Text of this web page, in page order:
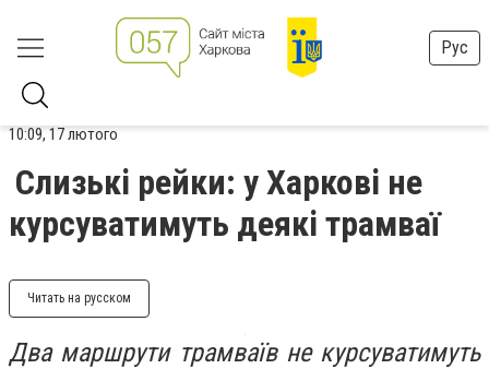
Рус
10:09, 17 лютого
Слизькі рейки: у Харкові не
курсуватимуть деякі трамваї
Читать на русском
Два маршрути трамваїв не курсуватимуть